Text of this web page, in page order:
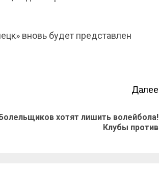
вновь будет представлен
Далее
хотят лишить волейбола!
Клубы против